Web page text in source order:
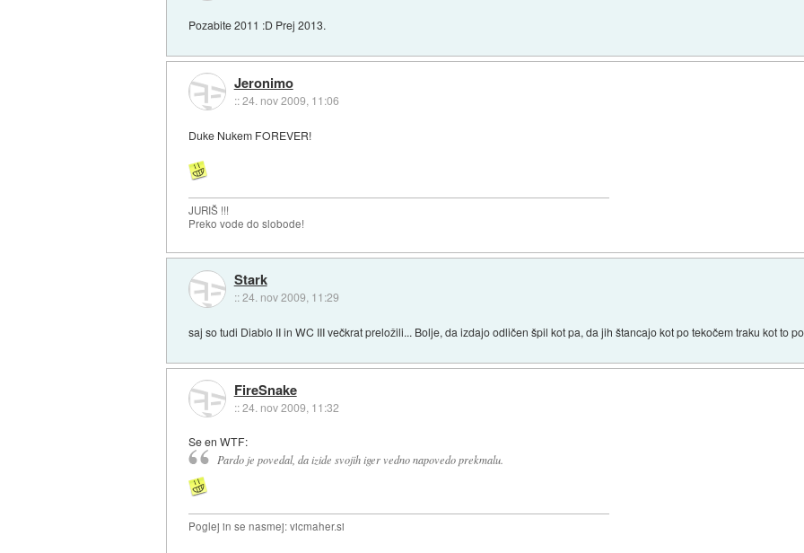
Pozabite 2011 :D Prej 2013.
Jeronimo
::24. nov 2009, 11:06
Duke Nukem FOREVER!
JURIŠ !!!
Preko vode do slobode!
Stark
::24. nov 2009, 11:29
saj so tudi Diablo II in WC III večkrat preložili... Bolje, da izdajo odličen špil kot pa, da jih štancajo kot po tekočem traku kot to
FireSnake
::24. nov 2009, 11:32
Se en WTF:
Pardo je povedal, da izide svojih iger vedno napovedo prekmalu.
Poglej in se nasmej: vicmaher.si